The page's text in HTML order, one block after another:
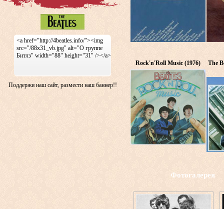
Rock'n'Roll Music (1976) The
Фотогалерея
<a href="http://4beatles.info/"><img
src="/88x31_vb.jpg" alt="О группе
Битлз" width="88" height="31" /></a>
Поддержи наш сайт, размести наш баннер!!